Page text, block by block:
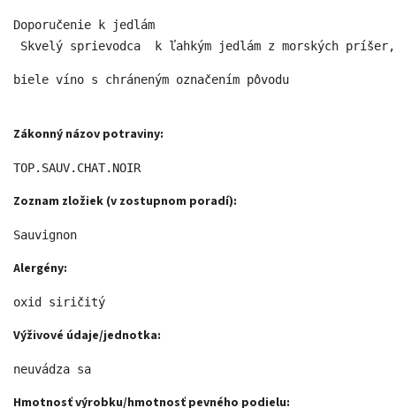
Doporučenie k jedlám
Skvelý sprievodca  k ľahkým jedlám z morských
biele víno s chráneným označením pôvodu
Zákonný názov potraviny:
TOP.SAUV.CHAT.NOIR
Zoznam zložiek (v zostupnom poradí):
Sauvignon
Alergény:
oxid siričitý
Výživové údaje/jednotka:
neuvádza sa
Hmotnosť výrobku/hmotnosť pevného podielu: